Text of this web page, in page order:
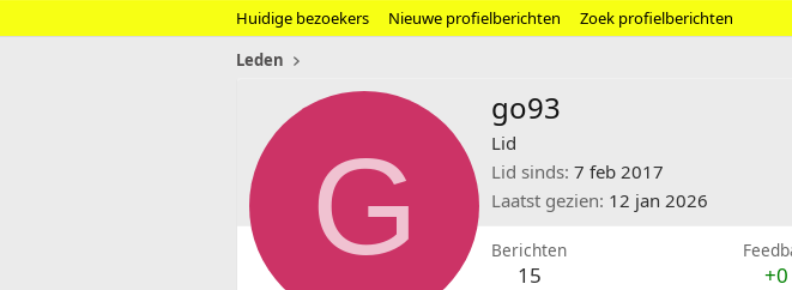
Huidige bezoekers Nieuwe profielberichten
Zoek profielberichten
Leden
G
go93
Lid
Lid sinds 7 feb 2017
Laatst gezien 12 jan 2026
Berichten
15 +0